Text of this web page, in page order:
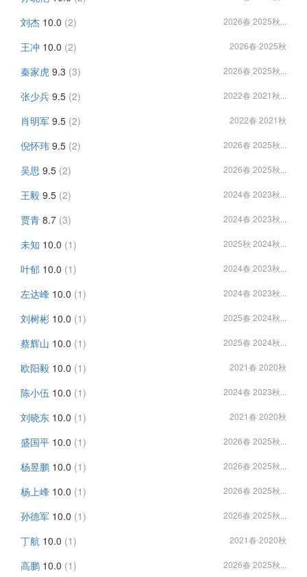
刘杰 10.0 (2) 2026春 2025秋...
王冲 10.0 (2) 2026春 2025秋
秦家虎 9.3 (3) 2026春 2025秋...
张少兵 9.5 (2) 2022春 2021秋...
肖明军 9.5 (2) 2022春 2021秋
倪怀玮 9.5 (2) 2026春 2025秋...
吴思 9.5 (2) 2026春 2025秋...
王毅 9.5 (2) 2024春 2023秋...
贾青 8.7 (3) 2024春 2023秋...
未知 10.0 (1) 2025秋 2024秋...
叶郁 10.0 (1) 2024春 2023秋...
左达峰 10.0 (1) 2024春 2023秋...
刘树彬 10.0 (1) 2025春 2024秋...
蔡辉山 10.0 (1) 2025春 2024秋...
欧阳毅 10.0 (1) 2021春 2020秋
陈小伍 10.0 (1) 2024春 2023秋...
刘晓东 10.0 (1) 2021春 2020秋
盛国平 10.0 (1) 2026春 2025秋...
杨昱鹏 10.0 (1) 2026春 2025秋...
杨上峰 10.0 (1) 2026春 2025秋...
孙德军 10.0 (1) 2026春 2025秋...
丁航 10.0 (1) 2021春 2020秋
高鹏 10.0 (1) 2026春 2025秋...